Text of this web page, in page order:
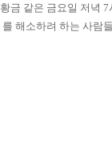
황금 같은 금요일 저녁 7
를 해소하려 하는 사람